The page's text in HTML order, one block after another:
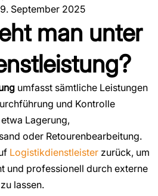
September 2025
man unter
umfasst sämtliche Leistungen
und Kontrolle
Lagerung,
oder Retourenbearbeitung.
Logistikdienstleister zurück, um
und professionell durch externe
lassen.